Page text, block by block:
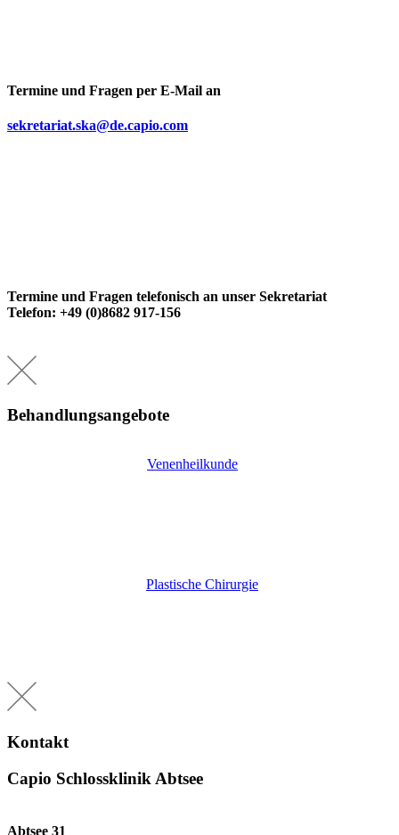
Termine und Fragen per E-Mail an
sekretariat.ska@de.capio.com
Termine und Fragen telefonisch an unser Sekretariat
Telefon: +49 (0)8682 917-156
Behandlungsangebote
Venenheilkunde
Plastische Chirurgie
Kontakt
Capio Schlossklinik Abtsee
Abtsee 31